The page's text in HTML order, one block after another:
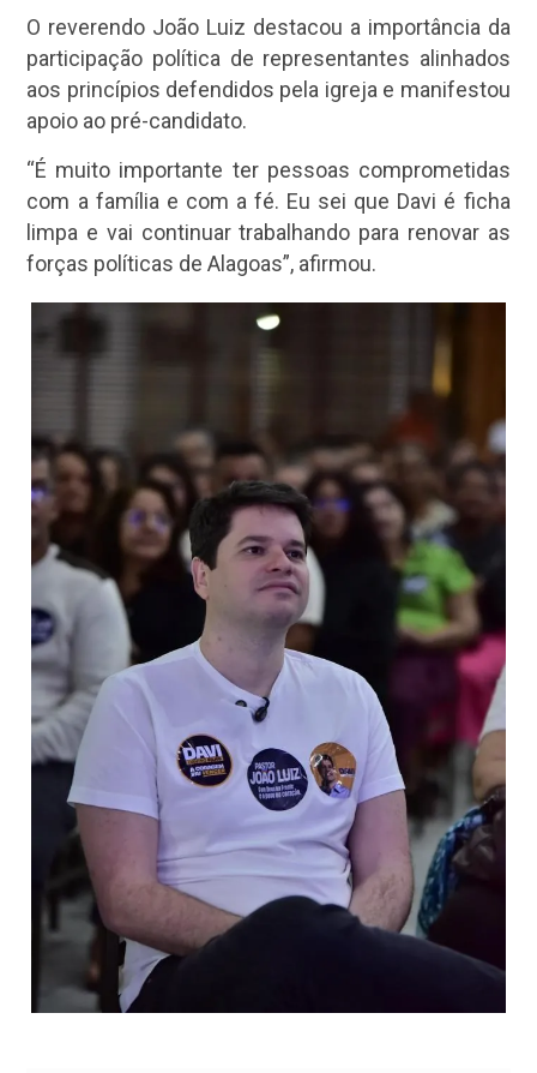
O reverendo João Luiz destacou a importância da
participação política de representantes alinhados
aos princípios defendidos pela igreja e manifestou
apoio ao pré-candidato.
“É muito importante ter pessoas comprometidas
com a família e com a fé. Eu sei que Davi é ficha
limpa e vai continuar trabalhando para renovar as
forças políticas de Alagoas”, afirmou.